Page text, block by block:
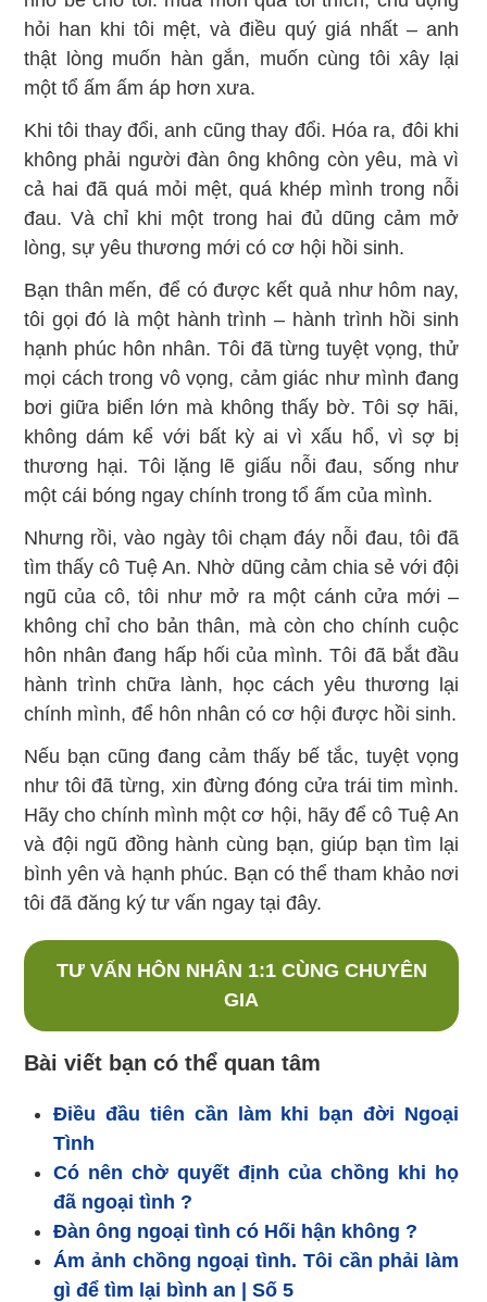
hỏi han khi tôi mệt, và điều quý giá nhất – anh
thật lòng muốn hàn gắn, muốn cùng tôi xây lại
một tổ ấm ấm áp hơn xưa.
Khi tôi thay đổi, anh cũng thay đổi. Hóa ra, đôi khi
không phải người đàn ông không còn yêu, mà vì
cả hai đã quá mỏi mệt, quá khép mình trong nỗi
đau. Và chỉ khi một trong hai đủ dũng cảm mở
lòng, sự yêu thương mới có cơ hội hồi sinh.
Bạn thân mến, để có được kết quả như hôm nay,
tôi gọi đó là một hành trình – hành trình hồi sinh
hạnh phúc hôn nhân. Tôi đã từng tuyệt vọng, thử
mọi cách trong vô vọng, cảm giác như mình đang
bơi giữa biển lớn mà không thấy bờ. Tôi sợ hãi,
không dám kể với bất kỳ ai vì xấu hổ, vì sợ bị
thương hại. Tôi lặng lẽ giấu nỗi đau, sống như
một cái bóng ngay chính trong tổ ấm của mình.
Nhưng rồi, vào ngày tôi chạm đáy nỗi đau, tôi đã
tìm thấy cô Tuệ An. Nhờ dũng cảm chia sẻ với đội
ngũ của cô, tôi như mở ra một cánh cửa mới –
không chỉ cho bản thân, mà còn cho chính cuộc
hôn nhân đang hấp hối của mình. Tôi đã bắt đầu
hành trình chữa lành, học cách yêu thương lại
chính mình, để hôn nhân có cơ hội được hồi sinh.
Nếu bạn cũng đang cảm thấy bế tắc, tuyệt vọng
như tôi đã từng, xin đừng đóng cửa trái tim mình.
Hãy cho chính mình một cơ hội, hãy để cô Tuệ An
và đội ngũ đồng hành cùng bạn, giúp bạn tìm lại
bình yên và hạnh phúc. Bạn có thể tham khảo nơi
tôi đã đăng ký tư vấn ngay tại đây.
TƯ VẤN HÔN NHÂN 1:1 CÙNG CHUYÊN
GIA
Bài viết bạn có thể quan tâm
Điều đầu tiên cần làm khi bạn đời Ngoại
Tình
Có nên chờ quyết định của chồng khi họ
đã ngoại tình ?
Đàn ông ngoại tình có Hối hận không ?
Ám ảnh chồng ngoại tình. Tôi cần phải làm
gì để tìm lại bình an | Số 5